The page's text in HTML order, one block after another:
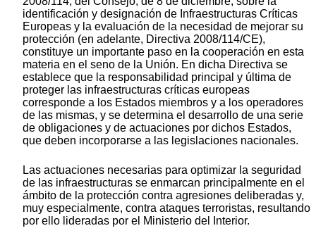
identificación y designación de Infraestructuras Críticas
Europeas y la evaluación de la necesidad de mejorar su
protección (en adelante, Directiva 2008/114/CE),
constituye un importante paso en la cooperación en esta
materia en el seno de la Unión. En dicha Directiva se
establece que la responsabilidad principal y última de
proteger las infraestructuras críticas europeas
corresponde a los Estados miembros y a los operadores
de las mismas, y se determina el desarrollo de una serie
de obligaciones y de actuaciones por dichos Estados,
que deben incorporarse a las legislaciones nacionales.
Las actuaciones necesarias para optimizar la seguridad
de las infraestructuras se enmarcan principalmente en el
ámbito de la protección contra agresiones deliberadas y,
muy especialmente, contra ataques terroristas, resultando
por ello lideradas por el Ministerio del Interior.